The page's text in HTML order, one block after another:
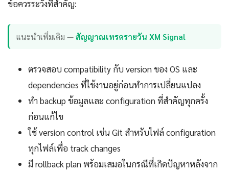
ข้อควรระวังที่สำคัญ:
แนะนำเพิ่มเติม —สัญญาณเทรดรายวัน XM Signal
ตรวจสอบ compatibility กับ version ของ OS และ
dependencies ที่ใช้งานอยู่ก่อนทำการเปลี่ยนแปลง
ทำ backup ข้อมูลและ configuration ที่สำคัญทุกครั้ง
ก่อนแก้ไข
ใช้ version control เช่น Git สำหรับไฟล์ configuration
ทุกไฟล์เพื่อ track changes
มี rollback plan พร้อมเสมอในกรณีที่เกิดปัญหาหลังจาก